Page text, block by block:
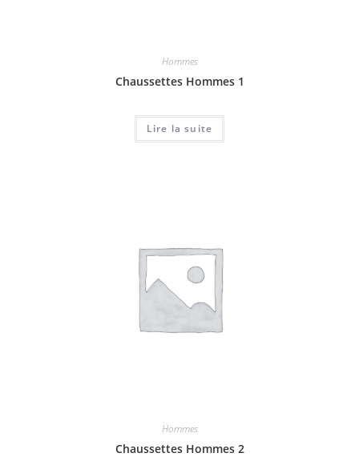
Hommes
Chaussettes Hommes 1
Lire la suite
Hommes
Chaussettes Hommes 2